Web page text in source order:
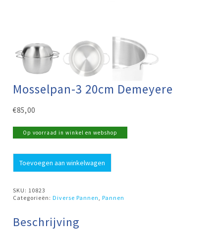
Mosselpan-3 20cm Demeyere
€85,00
Op voorraad in winkel en webshop
20cm
Toevoegen aan winkelwagen
SKU: 10823
Categorieën:Diverse Pannen ,Pannen
Beschrijving